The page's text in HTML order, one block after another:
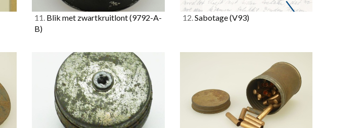
11. Blik met zwartkruitlont(9792-A-
B)
12.Sabotage(V93)